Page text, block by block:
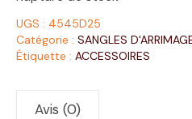
UGS : 4545D25
Catégorie : SANGLES
Étiquette : ACCESSOIRES
Avis (0)